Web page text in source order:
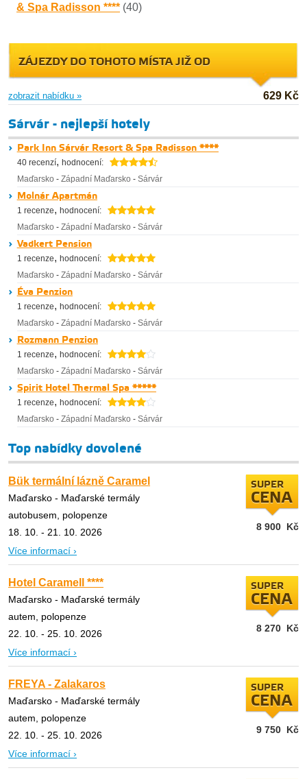
& Spa Radisson **** (40)
ZÁJEZDY DO TOHOTO MÍSTA JIŽ OD
zobrazit nabídku » 629 Kč
Sárvár - nejlepší hotely
Park Inn Sárvár Resort & Spa Radisson ****
40 recenzí, hodnocení:
Maďarsko - Západní Maďarsko - Sárvár
Molnár Apartmán
1 recenze, hodnocení:
Maďarsko - Západní Maďarsko - Sárvár
Vadkert Pension
1 recenze, hodnocení:
Maďarsko - Západní Maďarsko - Sárvár
Éva Penzion
1 recenze, hodnocení:
Maďarsko - Západní Maďarsko - Sárvár
Rozmann Penzion
1 recenze, hodnocení:
Maďarsko - Západní Maďarsko - Sárvár
Spirit Hotel Thermal Spa *****
1 recenze, hodnocení:
Maďarsko - Západní Maďarsko - Sárvár
Top nabídky dovolené
Bük termální lázně Caramel
Maďarsko - Maďarské termály
autobusem, polopenze
18. 10. - 21. 10. 2026
Více informací ›
SUPER
CENA
8 900 Kč
Hotel Caramell ****
Maďarsko - Maďarské termály
autem, polopenze
22. 10. - 25. 10. 2026
Více informací ›
SUPER
CENA
8 270 Kč
FREYA - Zalakaros
Maďarsko - Maďarské termály
autem, polopenze
22. 10. - 25. 10. 2026
Více informací ›
SUPER
CENA
9 750 Kč